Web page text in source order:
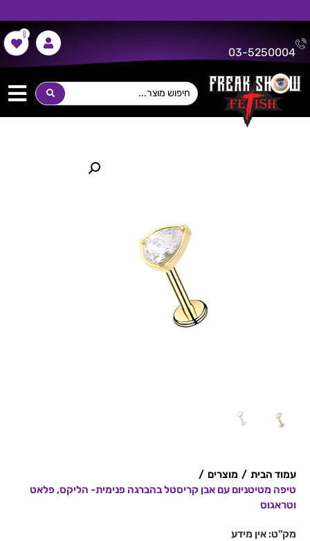
משלוח חינם על כל רכישה מעל 300 ש"ח!
03-5250004
0
עמוד הבית / מוצרים /
טיפה מטיטניום עם אבן קריסטל בהברגה פנימית- הליקס, פלאט
וטראגוס
מק"ט: אין מידע